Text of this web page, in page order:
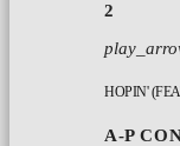
2
HOPIN'
A-P